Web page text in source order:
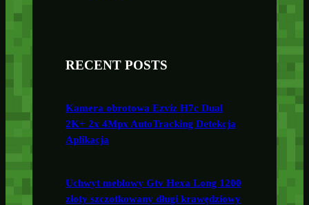
RECENT POSTS
Kamera obrotowa Ezviz H7c Dual
2K+ 2x 4Mpx AutoTracking Detekcja
Aplikacja
Uchwyt meblowy Gtv Hexa Long 1200
złoty szczotkowany długi krawędziowy